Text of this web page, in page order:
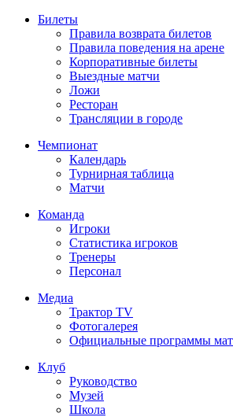
Билеты
Правила возврата билетов
Правила поведения на арене
Корпоративные билеты
Выездные матчи
Ложи
Ресторан
Трансляции в городе
Чемпионат
Календарь
Турнирная таблица
Матчи
Команда
Игроки
Статистика игроков
Тренеры
Персонал
Медиа
Трактор TV
Фотогалерея
Официальные программы
Клуб
Руководство
Музей
Школа